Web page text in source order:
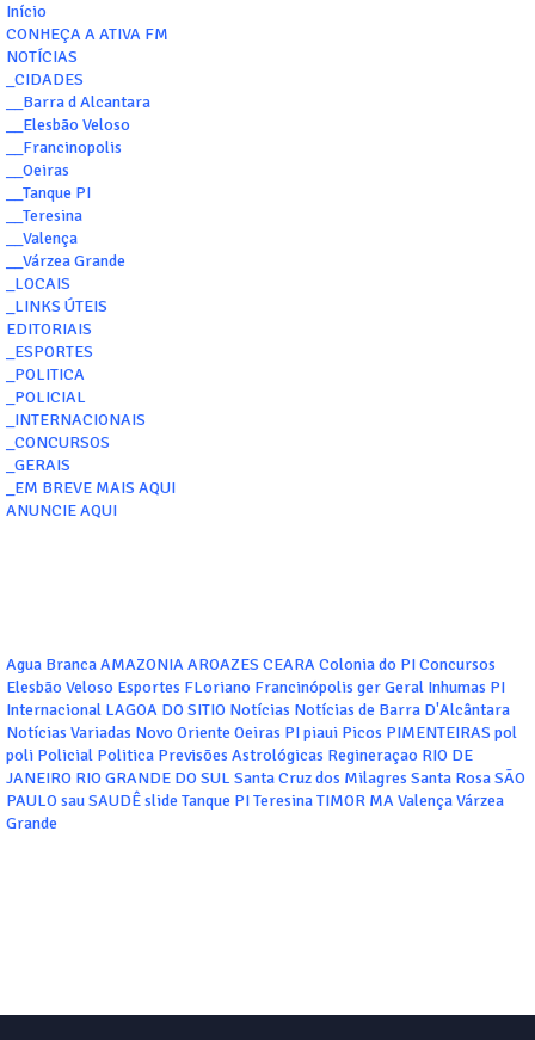
Início
CONHEÇA A ATIVA FM
NOTÍCIAS
_CIDADES
__Barra d Alcantara
__Elesbão Veloso
__Francinopolis
__Oeiras
__Tanque PI
__Teresina
__Valença
__Várzea Grande
_LOCAIS
_LINKS ÚTEIS
EDITORIAIS
_ESPORTES
_POLITICA
_POLICIAL
_INTERNACIONAIS
_CONCURSOS
_GERAIS
_EM BREVE MAIS AQUI
ANUNCIE AQUI
Agua BrancaAMAZONIAAROAZES CEARAColonia do PIConcursos
Elesbão Veloso Esportes FLoriano Francinópolis gerGeral Inhumas PI
Internacional LAGOA DO SITIO Notícias Notícias de Barra D'Alcântara
Notícias Variadas Novo Oriente Oeiras PIpiaui Picos PIMENTEIRAS pol
poli Policial Politica Previsões Astrológicas Regineraçao RIO DE
JANEIRO RIO GRANDE DO SUL Santa Cruz dos Milagres Santa RosaSÃO
PAULOsauSAUDÊslide Tanque PITeresinaTIMOR MAValençaVárzea
Grande